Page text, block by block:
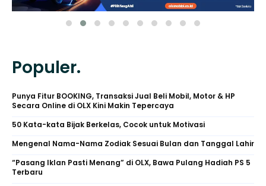
Populer.
Punya Fitur BOOKING, Transaksi Jual Beli Mobil, Motor & HP
Secara Online di OLX Kini Makin Tepercaya
50 Kata-kata Bijak Berkelas, Cocok untuk Motivasi
Mengenal Nama-Nama Zodiak Sesuai Bulan dan Tanggal Lahir
“Pasang Iklan Pasti Menang” di OLX, Bawa Pulang Hadiah PS 5
Terbaru